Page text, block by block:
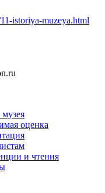
istoriya-muzeya.html
оценка
и чтения